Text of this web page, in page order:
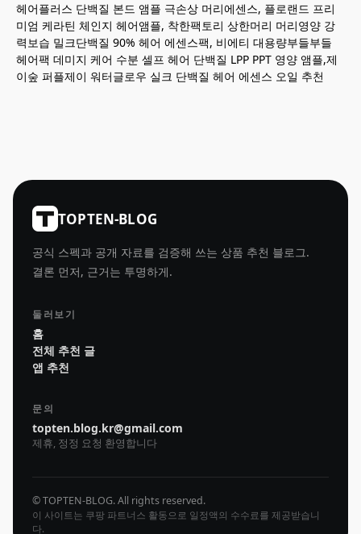
헤어플러스 단백질 본드 앰플 극손상 머리에센스, 플로랜드 프리
미엄 케라틴 체인지 헤어앰플, 착한팩토리 상한머리 머리영양 강
력보습 밀크단백질 90% 헤어 에센스팩, 비에티 대용량부들부들
헤어팩 데미지 케어 수분 셀프 헤어 단백질 LPP PPT 영양 앰플,제
이숲 퍼플제이 워터글로우 실크 단백질 헤어 에센스 오일 추천
TOPTEN-BLOG
공식 스펙과 공개 자료를 검증해 쓰는 상품 추천 블로그.
결론 먼저, 근거는 투명하게.
둘러보기
홈
전체 추천 글
앱 추천
문의
topten.blog.kr@gmail.com
제휴, 정정 요청 환영합니다
© TOPTEN-BLOG. All rights reserved.
이 사이트는 쿠팡 파트너스 활동으로 일정액의 수수료를 제공받습니
다.